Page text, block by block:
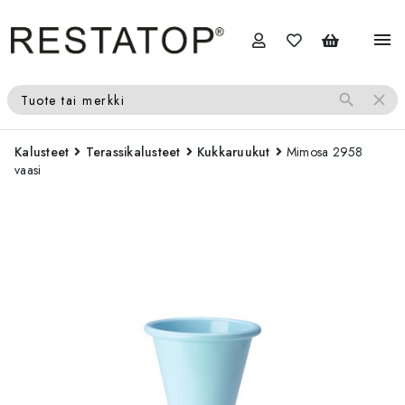
menu
Tuote tai merkki search close
Kalusteet Terassikalusteet Kukkaruukut
Mimosa 2958
vaasi